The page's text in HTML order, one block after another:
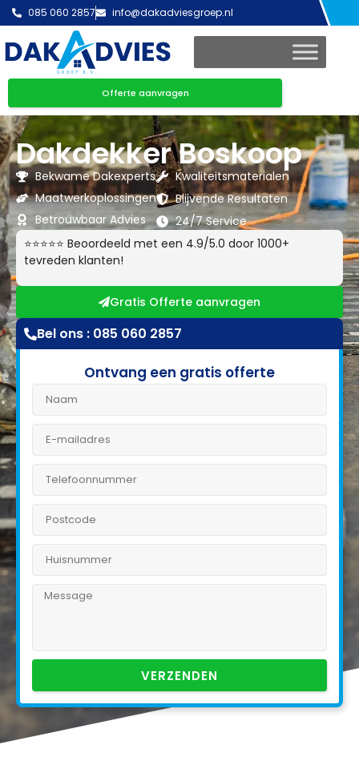
085 060 2857 info@dakadviesgroep.nl
Offerte aanvragen
Dakdekker Boskoop
Bekwame Dakexperts
Maatwerkoplossingen
Betrouwbaar Advies
Kwaliteitsmaterialen
Blijvende Resultaten
24/7 Service
⭐⭐⭐⭐⭐ Beoordeeld met een 4.9/5.0 door 1000+
tevreden klanten!
Gratis Offerte aanvragen
Bel ons : 085 060 2857
Ontvang een gratis offerte
VERZENDEN